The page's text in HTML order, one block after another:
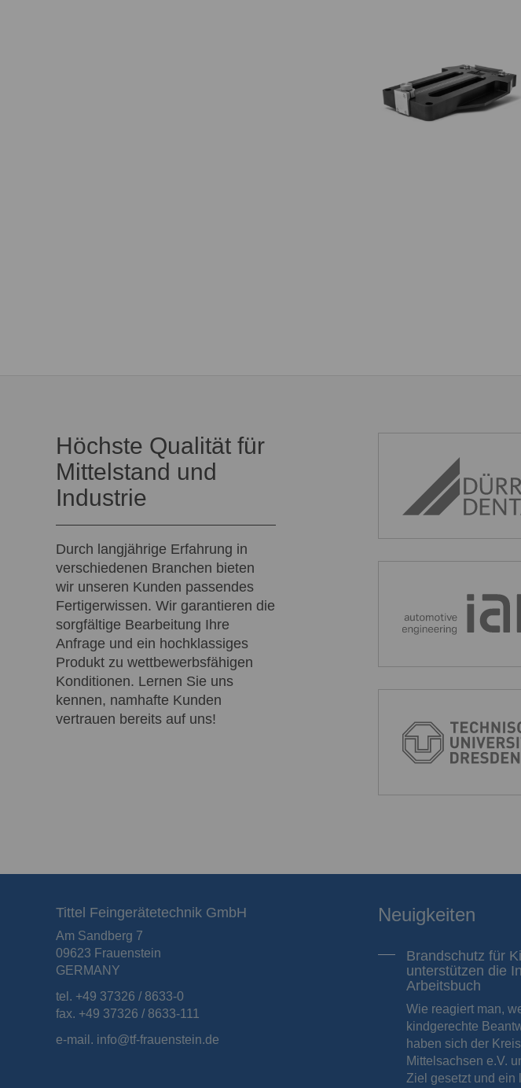
Höchste Qualität für
Mittelstand und
Industrie
Durch langjährige Erfahrung in
verschiedenen Branchen bieten
wir unseren Kunden passendes
Fertigerwissen. Wir garantieren die
sorgfältige Bearbeitung Ihre
Anfrage und ein hochklassiges
Produkt zu wettbewerbsfähigen
Konditionen. Lernen Sie uns
kennen, namhafte Kunden
vertrauen bereits auf uns!
Tittel Feingerätetechnik GmbH
Am Sandberg 7
09623 Frauenstein
GERMANY
tel. +49 37326 / 8633-0
fax. +49 37326 / 8633-111
e-mail. info@tf-frauenstein.de
Neuigkeiten
Brandschutz für
unterstützen die
Arbeitsbuch
Wie reagiert man,
kindgerechte
haben sich der
Mittelsachsen e.V.
Ziel gesetzt und ein